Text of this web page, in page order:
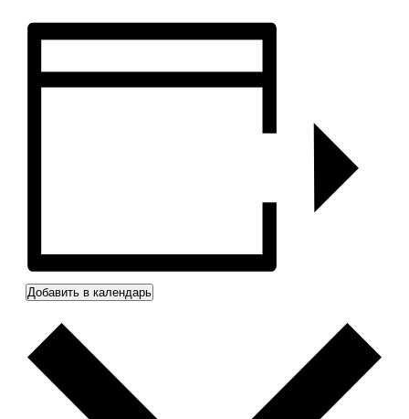
Добавить в календарь